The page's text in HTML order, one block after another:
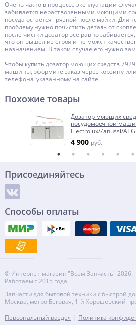
Очень часто в процессе эксплуатации
забивается нерастворенными моющими
посуда остается грязной после мойки. Для
проблему нужно почистить деталь от
после чистки дозатор все равно
что он вышел из строя и не может
назначением. В таком случае его нужно
Чтобы купить дозатор моющих средств
машины, оформите заказ через корзину
телефона, указанному на сайте.
Похожие товары
Дозатор моющих
посудомоечной
Electrolux/Zanussi/AEG
4 900 руб.
Присоединяйтесь
Способы оплаты
© Интернет-магазин "Всем Запчасть" 2026.
Работаем с 2015 года.
Запчасти для бытовой техники с быстрой
Москва, метро Беговая, 1-й Хорошевский
Персональный раздел
Политика